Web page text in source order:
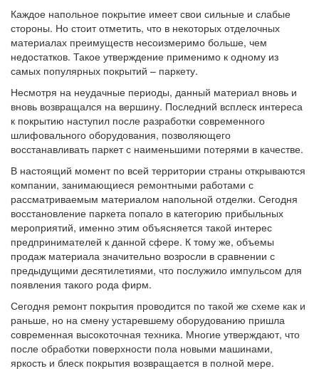
Каждое напольное покрытие имеет свои сильные и слабые
стороны. Но стоит отметить, что в некоторых отделочных
материалах преимуществ несоизмеримо больше, чем
недостатков. Такое утверждение применимо к одному из
самых популярных покрытий – паркету.
Несмотря на неудачные периоды, данный материал вновь и
вновь возвращался на вершину. Последний всплеск интереса
к покрытию наступил после разработки современного
шлифовального оборудования, позволяющего
восстанавливать паркет с наименьшими потерями в качестве.
В настоящий момент по всей территории страны открываются
компании, занимающиеся ремонтными работами с
рассматриваемым материалом напольной отделки. Сегодня
восстановление паркета попало в категорию прибыльных
мероприятий, именно этим объясняется такой интерес
предпринимателей к данной сфере. К тому же, объемы
продаж материала значительно возросли в сравнении с
предыдущими десятилетиями, что послужило импульсом для
появления такого рода фирм.
Сегодня ремонт покрытия проводится по такой же схеме как и
раньше, но на смену устаревшему оборудованию пришла
современная высокоточная техника. Многие утверждают, что
после обработки поверхности пола новыми машинами,
яркость и блеск покрытия возвращается в полной мере.